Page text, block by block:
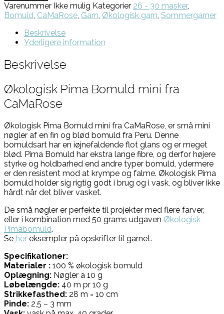
Varenummer Ikke mulig Kategorier 26 - 30 masker,
Bomuld, CaMaRose, Garn, Økologisk garn, Sommergarner
Beskrivelse
Yderligere information
Beskrivelse
Økologisk Pima Bomuld mini fra
CaMaRose
Økologisk Pima Bomuld mini fra CaMaRose, er små mini
nøgler af en fin og blød bomuld fra Peru. Denne
bomuldsart har en iøjnefaldende flot glans og er meget
blød. Pima Bomuld har ekstra lange fibre, og derfor højere
styrke og holdbarhed end andre typer bomuld, ydermere
er den resistent mod at krympe og falme. Økologisk Pima
bomuld holder sig rigtig godt i brug og i vask, og bliver ikke
hårdt når det bliver vasket.
De små nøgler er perfekte til projekter med flere farver,
eller i kombination med 50 grams udgaven Økologisk
Pimabomuld.
Se her eksempler på opskrifter til garnet.
Specifikationer:
Materialer : 100 % økologisk bomuld
Oplægning: Nøgler a 10 g
Løbelængde: 40 m pr 10 g
Strikkefasthed: 28 m = 10 cm
Pinde: 2,5 – 3 mm